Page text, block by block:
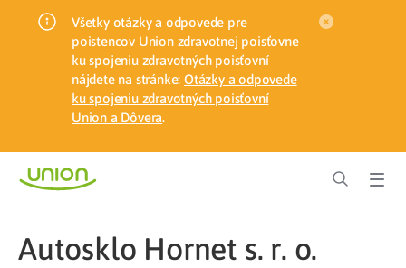
Všetky otázky a odpovede pre
poistencov Union zdravotnej poisťovne
ku spojeniu zdravotných poisťovní
nájdete na stránke: Otázky a odpovede
ku spojeniu zdravotných poisťovní
Union a Dôvera.
Autosklo Hornet s. r. o.